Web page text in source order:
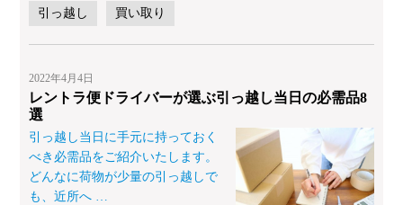
引っ越し 買い取り
2022年4月4日
レントラ便ドライバーが選ぶ引っ越し当日の必需品8
選
引っ越し当日に手元に持っておく
べき必需品をご紹介いたします。
どんなに荷物が少量の引っ越しで
も、近所へ …